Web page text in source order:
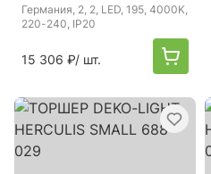
Германия, 2, 2, LED, 195, 4000K,
220-240, IP20
15 306 ₽/ шт.